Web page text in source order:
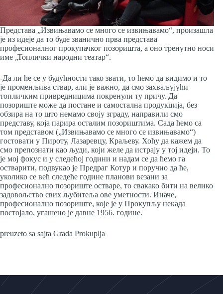
Представа „Извињавамо се много се извињавамо“, произашла
је из идеје да то буде званично прва представа
професионалног прокупачког позоришта, а оно тренутно носи
име „Топлички народни театар“.
-Да ли ће се у будућности тако звати, то ћемо да видимо и то
је променљива ствар, али је важно, да смо захваљујући
топличким привредницима покренули ту причу. Да
позориште може да постане и самостална продукција, без
обзира на то што немамо своју зграду, направили смо
представу, која парира осталим позориштима. Сада ћемо са
том представом („Извињавамо се много се извињавамо“)
гостовати у Пироту, Лазаревцу, Краљеву. Хоћу да кажем да
смо препознати као људи, који желе да истрају у тој идеји. То
је мој фокус и у следећој години и надам се да ћемо га
остварити, подвукао је Предраг Котур и поручио да ће,
уколико се већ следеће године планови везани за
професионално позориште остваре, то свакако бити на велико
задовољство свих љубитеља ове уметности. Иначе,
професионално позориште, које је у Прокупљу некада
постојало, угашено је давне 1956. године.
preuzeto sa sajta Grada Prokuplja